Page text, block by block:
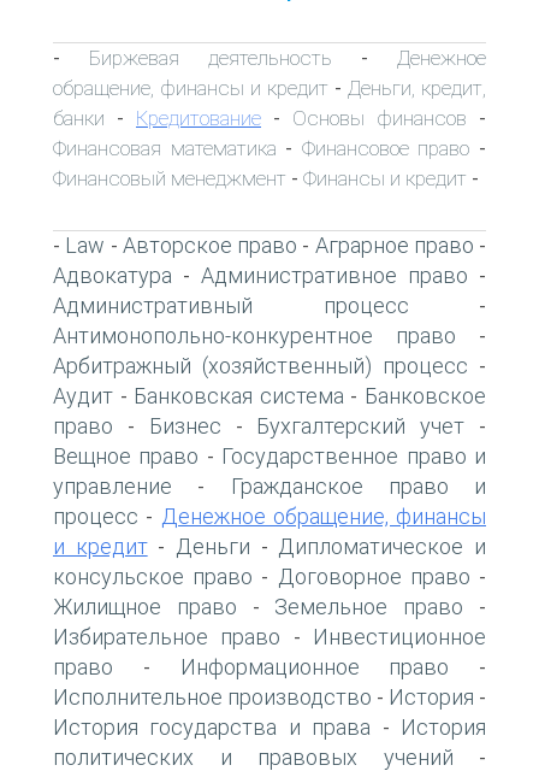
- Биржевая деятельность - Денежное
обращение, финансы и кредит - Деньги, кредит,
банки - Кредитование - Основы финансов -
Финансовая математика - Финансовое право -
Финансовый менеджмент - Финансы и кредит -
- Law - Авторское право - Аграрное право -
Адвокатура - Административное право -
Административный процесс -
Антимонопольно-конкурентное право -
Арбитражный (хозяйственный) процесс -
Аудит - Банковская система - Банковское
право - Бизнес - Бухгалтерский учет -
Вещное право - Государственное право и
управление -
Гражданское право и
процесс - Денежное обращение, финансы
и кредит- Деньги - Дипломатическое и
консульское право - Договорное право -
Жилищное право - Земельное право -
Избирательное право -
Инвестиционное
право - Информационное право -
Исполнительное производство - История -
История государства и права -
История
политических и правовых учений -